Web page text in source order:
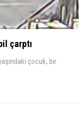
çarptı
çocuk, bir